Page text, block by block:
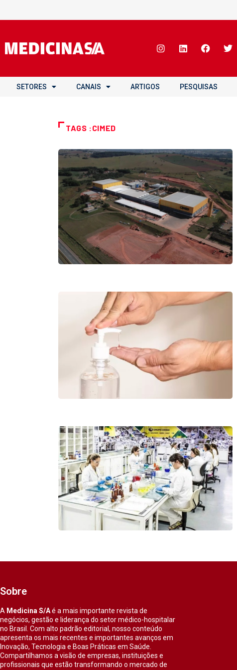
SETORES CANAIS ARTIGOS PESQUISAS
TAGS :CIMED
Sobre
A Medicina S/Aé a mais importante revista de
negócios, gestão e liderança do setor médico-hospitalar
no Brasil. Com alto padrão editorial, nosso conteúdo
apresenta os mais recentes e importantes avanços em
Inovação, Tecnologia e Boas Práticas em Saúde.
Compartilhamos a visão de empresas, instituições e
profissionais que estão transformando o mercado de